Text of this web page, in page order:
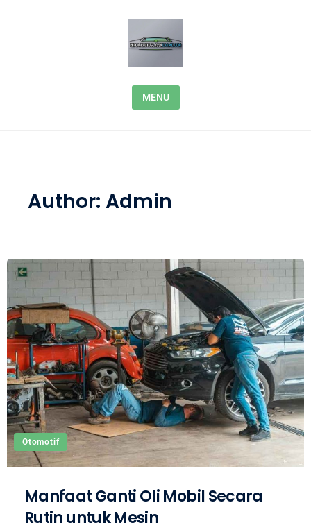
MENU
Author: Admin
Otomotif
Manfaat Ganti Oli Mobil Secara
Rutin untuk Mesin